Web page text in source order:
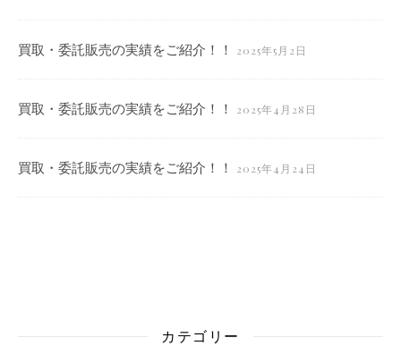
買取・委託販売の実績をご紹介！！ 2025年5月2日
買取・委託販売の実績をご紹介！！ 2025年4月28日
買取・委託販売の実績をご紹介！！ 2025年4月24日
カテゴリー